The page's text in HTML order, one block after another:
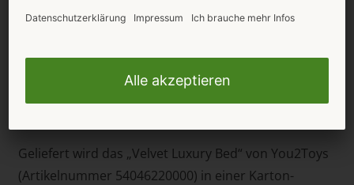
wiederaufladbar. Eine Batterie (23A) für die
Geliefert wird das „Velvet Luxury Bed“ von You2Toys
(Artikelnummer 54046220000) in einer Karton-